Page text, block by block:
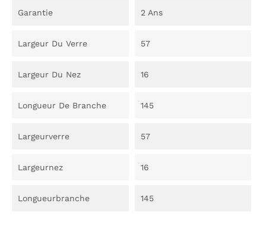
Garantie 2 Ans
Largeur Du Verre 57
Largeur Du Nez 16
Longueur De Branche 145
Largeurverre 57
Largeurnez 16
Longueurbranche 145